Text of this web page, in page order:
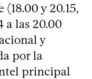
y 20.15,
a las 20.00
y
por la
principal